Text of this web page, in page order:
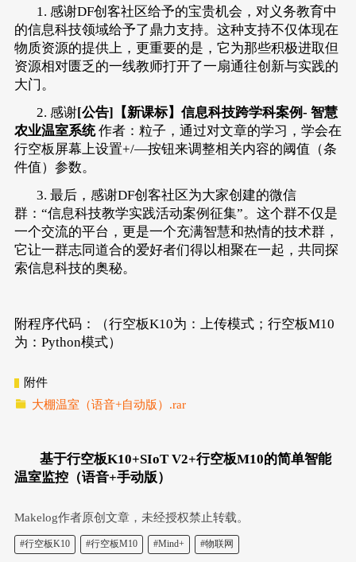
1. 感谢DF创客社区给予的宝贵机会，对义务教育中
的信息科技领域给予了鼎力支持。这种支持不仅体现在
物质资源的提供上，更重要的是，它为那些积极进取但
资源相对匮乏的一线教师打开了一扇通往创新与实践的
大门。
2. 感谢[公告] 【新课标】信息科技跨学科案例- 智慧
农业温室系统 作者：粒子，通过对文章的学习，学会在
行空板屏幕上设置+/—按钮来调整相关内容的阈值（条
件值）参数。
3. 最后，感谢DF创客社区为大家创建的微信
群：“信息科技教学实践活动案例征集”。这个群不仅是
一个交流的平台，更是一个充满智慧和热情的技术群，
它让一群志同道合的爱好者们得以相聚在一起，共同探
索信息科技的奥秘。
附程序代码：（行空板K10为：上传模式；行空板M10
为：Python模式）
附件
大棚温室（语音+自动版）.rar
基于行空板K10+SIoT V2+行空板M10的简单智能
温室监控（语音+手动版）
Makelog作者原创文章，未经授权禁止转载。
#行空板K10 #行空板M10 #Mind+ #物联网